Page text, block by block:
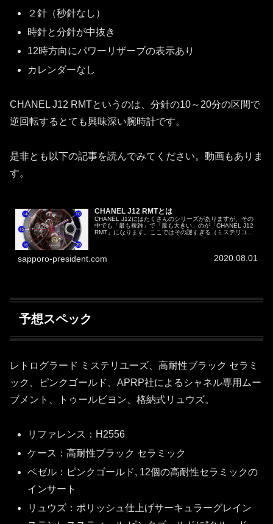
２針（秒針なし）
時針と分針が中抜き
12時方向にパワーリザーブの表示あり
カレンダーなし
CHANEL J12 RMTというのは、分針の10～20分の区間で
逆回転するとても興味深い腕時計です。
是非とも以下の記事を読んでみてください。動画もありま
す。
CHANEL J12 RMTとは
CHANEL J12にはたくさんのシリーズがありますが、その
中でも「最も複雑」で「最も大きい」のが「CHANEL J12
RMT」になります。ここではその謎すぎる（ミステリユー
sapporo-president.com 2020.08.01
予想スペック
レトログラード ミステリユーズ、高耐性ブラック セラミ
ック、ピンクゴールド、APRP社によるシャネル専用ムー
ブメント、トゥールビヨン、格納式リュウズ。
リファレンス：H2556
ケース：高耐性ブラック セラミック
ベゼル：ピンクゴールド, 12個の高耐性セラミックの
インサート
リュウズ：ポリッシュ仕上げサーキュラーグレイン